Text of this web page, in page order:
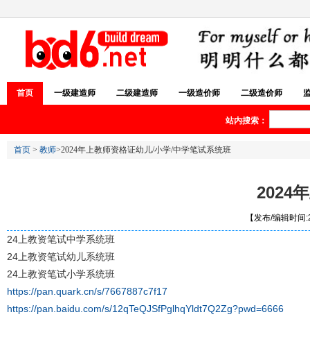
首页 一级建造师 二级建造师 一级造价师 二级造价师
站内搜索：
首页 > 教师>2024年上教师资格证幼儿/小学/中学笔试系统班
2024
【发布/编辑时
24上教资笔试中学系统班
24上教资笔试幼儿系统班
24上教资笔试小学系统班
https://pan.quark.cn/s/7667887c7f17
https://pan.baidu.com/s/12qTeQJSfPglhqYldt7Q2Zg?pwd=6666